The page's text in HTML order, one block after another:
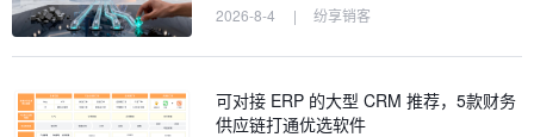
2026-8-4 | 纷享销客
可对接 ERP 的大型 CRM 推荐，5款财务
供应链打通优选软件